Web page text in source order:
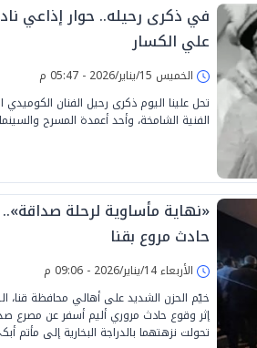
في ذكرى رحيله.. حوار إذاعي
علي الكسار
الخميس 15/يناير/2026 - 05:47 م
تحل علينا اليوم ذكرى رحيل الفنان الكوميدي
الفنية الشامخة، وأحد أعمدة المسرح
«نهاية مأساوية لرحلة
حادث مروع بقنا
الأربعاء 14/يناير/2026 - 09:06 م
إثر وقوع حادث مروري أليم أسفر عن مصرع
تحولت نزهتهما بالدراجة البخارية إلى